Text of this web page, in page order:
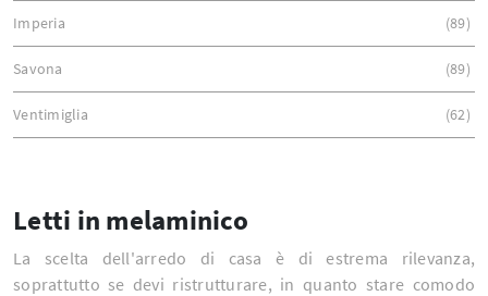
Imperia 89
Savona 89
Ventimiglia 62
Letti in melaminico
La scelta dell'arredo di casa è di estrema rilevanza,
soprattutto se devi ristrutturare, in quanto stare comodo